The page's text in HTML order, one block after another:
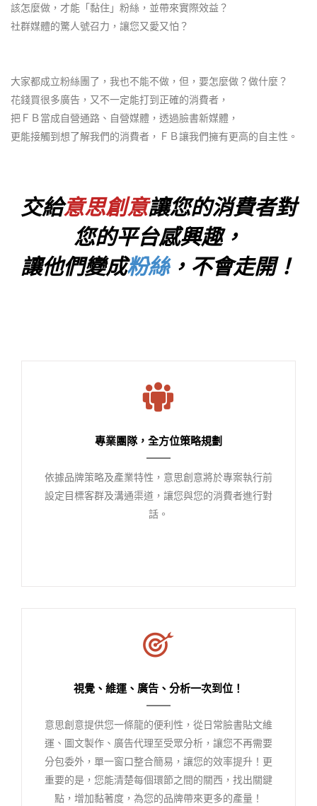
該怎麼做，才能「黏住」粉絲，並帶來實際效益？
社群媒體的驚人號召力，讓您又愛又怕？
大家都成立粉絲團了，我也不能不做，但，要怎麼做？做什麼？
花錢買很多廣告，又不一定能打到正確的消費者，
把ＦＢ當成自營通路、自營媒體，透過臉書新媒體，
更能接觸到想了解我們的消費者，ＦＢ讓我們擁有更高的自主性。
交給意思創意讓您的消費者對
您的平台感興趣，
讓他們變成粉絲，不會走開！
專業團隊，全方位策略規劃
依據品牌策略及產業特性，意思創意將於專案執行前
設定目標客群及溝通渠道，讓您與您的消費者進行對
話。
視覺、維運、廣告、分析一次到位！
意思創意提供您一條龍的便利性，從日常臉書貼文維
運、圖文製作、廣告代理至受眾分析，讓您不再需要
分包委外，單一窗口整合簡易，讓您的效率提升！更
重要的是，您能清楚每個環節之間的關西，找出關鍵
點，增加黏著度，為您的品牌帶來更多的產量！